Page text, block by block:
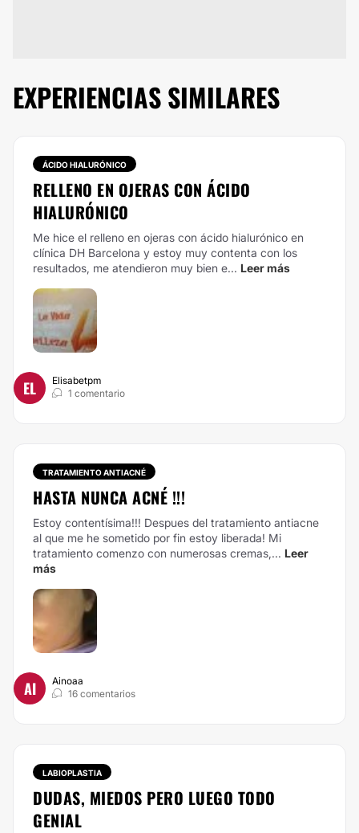
EXPERIENCIAS SIMILARES
ÁCIDO HIALURÓNICO
RELLENO EN OJERAS CON ÁCIDO
HIALURÓNICO
Me hice el relleno en ojeras con ácido hialurónico en
clínica DH Barcelona y estoy muy contenta con los
resultados, me atendieron muy bien e... Leer más
EL
Elisabetpm
1 comentario
TRATAMIENTO ANTIACNÉ
HASTA NUNCA ACNÉ !!!
Estoy contentísima!!! Despues del tratamiento antiacne
al que me he sometido por fin estoy liberada! Mi
tratamiento comenzo con numerosas cremas,... Leer
más
AI
Ainoaa
16 comentarios
LABIOPLASTIA
DUDAS, MIEDOS PERO LUEGO TODO
GENIAL